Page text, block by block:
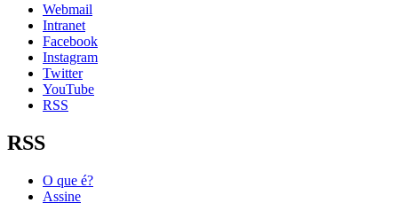
Webmail
Intranet
Facebook
Instagram
Twitter
YouTube
RSS
RSS
O que é?
Assine